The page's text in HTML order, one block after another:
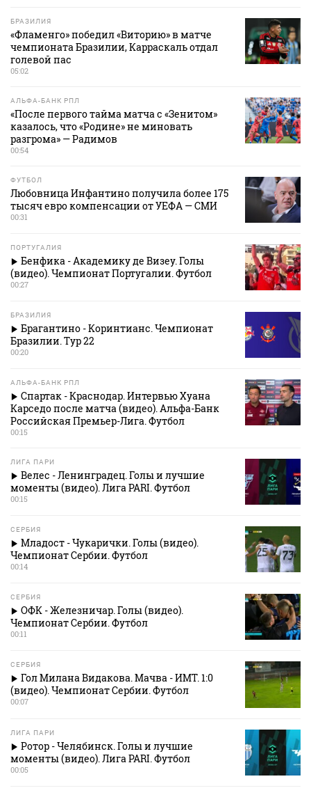
БРАЗИЛИЯ
«Фламенго» победил «Виторию» в матче
чемпионата Бразилии, Карраскаль отдал
голевой пас
05:02
АЛЬФА-БАНК РПЛ
«После первого тайма матча с «Зенитом»
казалось, что «Родине» не миновать
разгрома» — Радимов
00:54
ФУТБОЛ
Любовница Инфантино получила более 175
тысяч евро компенсации от УЕФА — СМИ
00:31
ПОРТУГАЛИЯ
Бенфика - Академику де Визеу. Голы
(видео). Чемпионат Португалии. Футбол
00:27
БРАЗИЛИЯ
Брагантино - Коринтианс. Чемпионат
Бразилии. Тур 22
00:20
АЛЬФА-БАНК РПЛ
Спартак - Краснодар. Интервью Хуана
Карседо после матча (видео). Альфа-Банк
Российская Премьер-Лига. Футбол
00:15
ЛИГА ПАРИ
Велес - Ленинградец. Голы и лучшие
моменты (видео). Лига PARI. Футбол
00:15
СЕРБИЯ
Младост - Чукарички. Голы (видео).
Чемпионат Сербии. Футбол
00:14
СЕРБИЯ
ОФК - Железничар. Голы (видео).
Чемпионат Сербии. Футбол
00:11
СЕРБИЯ
Гол Милана Видакова. Мачва - ИМТ. 1:0
(видео). Чемпионат Сербии. Футбол
00:07
ЛИГА ПАРИ
Ротор - Челябинск. Голы и лучшие
моменты (видео). Лига PARI. Футбол
00:05